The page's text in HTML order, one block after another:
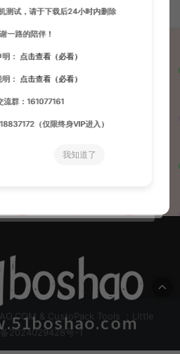
收藏 1
帖子 收藏
& CustoPack Tools ：Little
备2024029428号-1
测试，请于下载后24小时内删除
一路的陪伴！
： 点击查看（必看）
： 点击查看（必看）
流群：161077161
（仅限终身VIP进入）
我知道了